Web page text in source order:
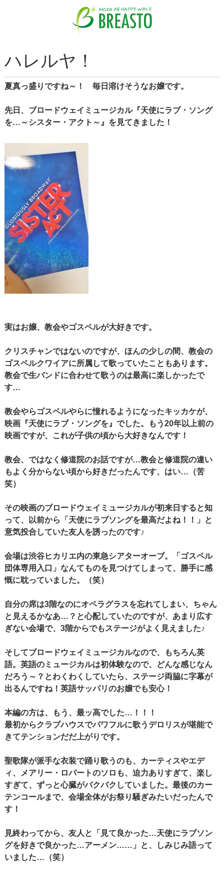
ハレルヤ！
夏真っ盛りですね～！ 毎日溶けそうなお嬢です。
先日、ブロードウェイミュージカル『天使にラブ・ソング
を…～シスター・アクト～』を見てきました！
実はお嬢、教会やゴスペルが大好きです。
クリスチャンではないのですが、ほんの少しの間、教会の
ゴスペルクワイアに所属して歌っていたこともあります。
教会で生バンドに合わせて歌うのは最高に楽しかったで
す…
教会やらゴスペルやらに憧れるようになったキッカケが、
映画『天使にラブ・ソングを』でした。もう20年以上前の
映画ですが、これが子供の頃から大好きなんです！
教会、ではなく修道院のお話ですが…教会と修道院の違い
もよく分からない頃から好きだったんです、はい…（苦
笑）
その映画のブロードウェイミュージカルが初来日すると知
って、以前から「天使にラブソングを最高だよね！！」と
意気投合していた友人を誘ったのです♪
会場は渋谷ヒカリエ内の東急シアターオーブ。「ゴスペル
団体専用入口」なんてものを見つけてしまって、勝手に感
慨に耽っていました。（笑）
自分の席は3階なのにオペラグラスを忘れてしまい、ちゃん
と見えるかなあ…？と心配していたのですが、あまり広す
ぎない会場で、3階からでもステージがよく見えました♪
そしてブロードウェイミュージカルなので、もちろん英
語。英語のミュージカルは初体験なので、どんな感じなん
だろう～？とわくわくしていたら、ステージ両脇に字幕が
出るんですね！英語サッパリのお嬢でも安心！
本編の方は、もう、最ッ高でした…！！！
最初からクラブハウスでパワフルに歌うデロリスが堪能で
きてテンションだだ上がりです。
聖歌隊が派手な衣装で踊り歌うのも、カーティスやエデ
ィ、メアリー・ロバートのソロも、迫力ありすぎて、楽し
すぎて、ずっと心臓がバクバクしていました。最後のカー
テンコールまで、会場全体がお祭り騒ぎみたいだったんで
す！
見終わってから、友人と「見て良かった…天使にラブソン
グを好きで良かった…アーメン……」と、しみじみ語って
いました…（笑）